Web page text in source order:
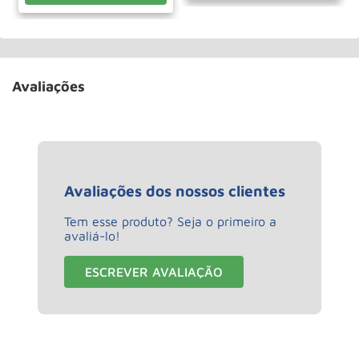
Avaliações
Avaliações dos nossos clientes
Tem esse produto? Seja o primeiro a
avaliá-lo!
ESCREVER AVALIAÇÃO